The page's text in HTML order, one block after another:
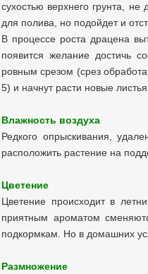
сухостью верхнего грунта, не
для полива, но подойдет и
В процессе роста драцена
появится желание достичь
ровным срезом (срез
5) и начнут расти новые
Влажность воздуха
Редкого опрыскивания,
расположить растение на
Цветение
Цветение происходит в
приятным ароматом
подкормкам. Но в домашних
Размножение